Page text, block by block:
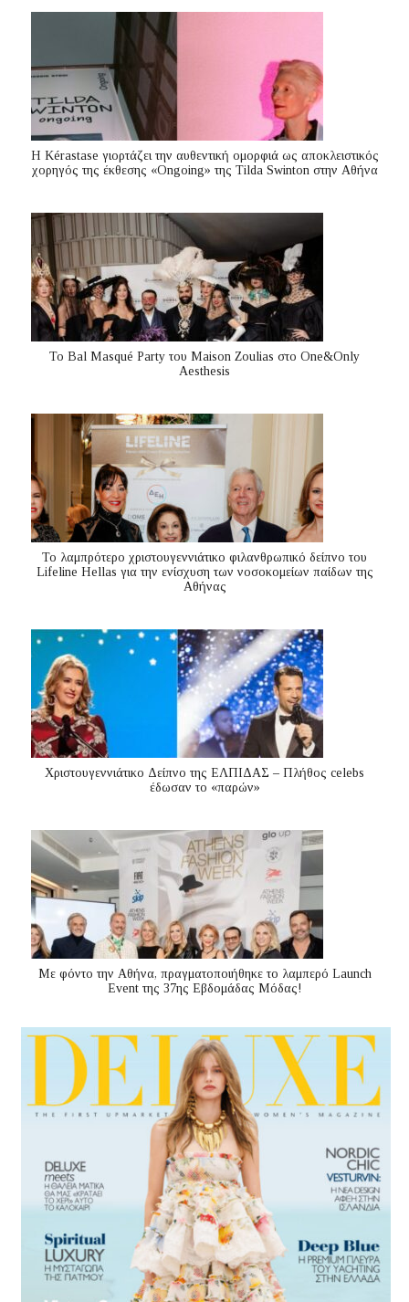
Η Kérastase γιορτάζει την αυθεντική ομορφιά ως αποκλειστικός
χορηγός της έκθεσης «Ongoing» της Tilda Swinton στην Αθήνα
Το Bal Masqué Party του Maison Zoulias στο One&Only
Aesthesis
Το λαμπρότερο χριστουγεννιάτικο φιλανθρωπικό δείπνο του
Lifeline Hellas για την ενίσχυση των νοσοκομείων παίδων της
Αθήνας
Χριστουγεννιάτικο Δείπνο της ΕΛΠΙΔΑΣ – Πλήθος celebs
έδωσαν το «παρών»
Με φόντο την Αθήνα, πραγματοποιήθηκε το λαμπερό Launch
Event της 37ης Εβδομάδας Μόδας!